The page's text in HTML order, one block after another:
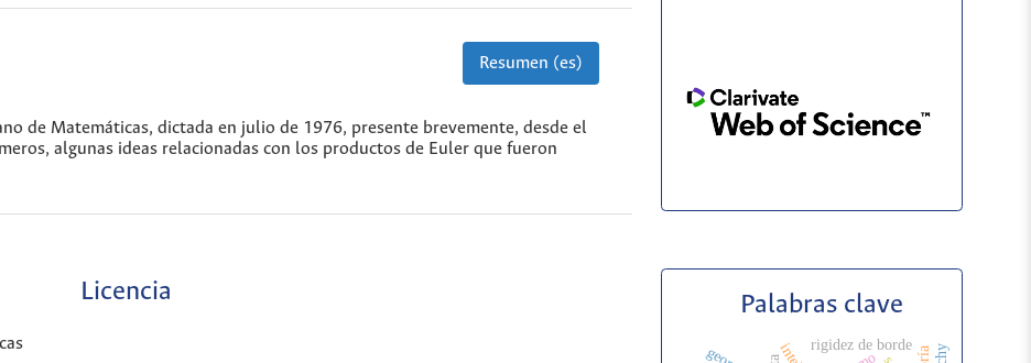
Resumen (es)
de Matemáticas, dictada en julio de 1976, presente brevemente, desde el
algunas ideas relacionadas con los productos de Euler que fueron
Licencia Palabras clave
rigidez de borde